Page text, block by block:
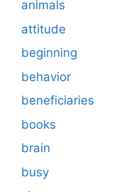
animals
attitude
beginning
behavior
beneficiaries
books
brain
busy